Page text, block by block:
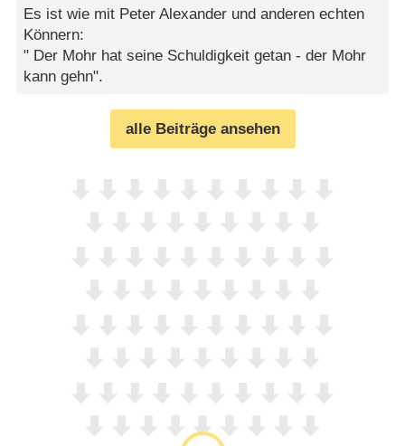
Es ist wie mit Peter Alexander und anderen echten
Könnern:
" Der Mohr hat seine Schuldigkeit getan - der Mohr
kann gehn".
alle Beiträge ansehen